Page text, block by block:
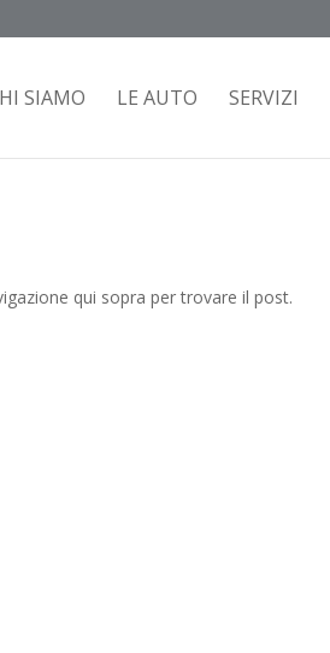
SIAMO LE AUTO SERVIZI
qui sopra per trovare il post.